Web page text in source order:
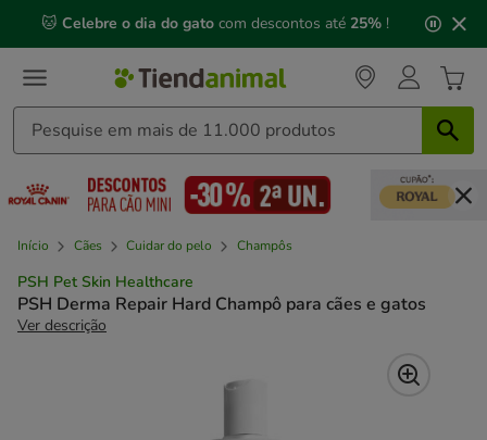
mensagem,
🐱 Celebre o dia do gato com descontos até 25% !
Início Cães Cuidar do pelo Champôs
PSH Pet Skin Healthcare
PSH Derma Repair Hard Champô para cães e gatos
Ver descrição